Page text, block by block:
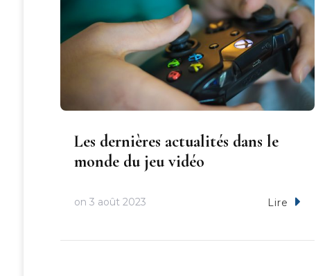
Les dernières actualités dans le
monde du jeu vidéo
on 3 août 2023 Lire